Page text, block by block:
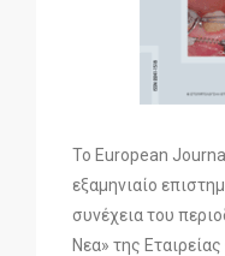
Το European
εξαμηνιαίο
συνέχεια του
Νεα» της